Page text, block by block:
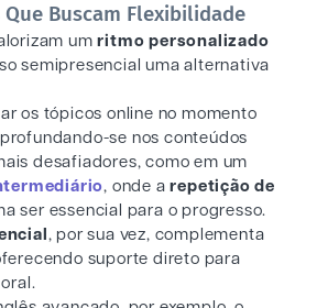
Buscam Flexibilidade
um ritmo personalizado
semipresencial uma alternativa
os tópicos online no momento
se nos conteúdos
desafiadores, como em um
, onde arepetição de
ser essencial para o progresso.
, por sua vez, complementa
suporte direto para